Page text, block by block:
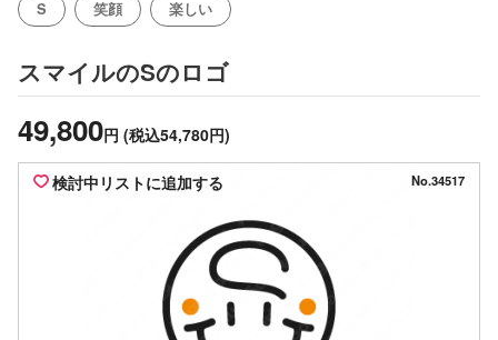
S 笑顔 楽しい
スマイルのSのロゴ
49,800円 (税込54,780円)
検討中リストに追加する No.34517